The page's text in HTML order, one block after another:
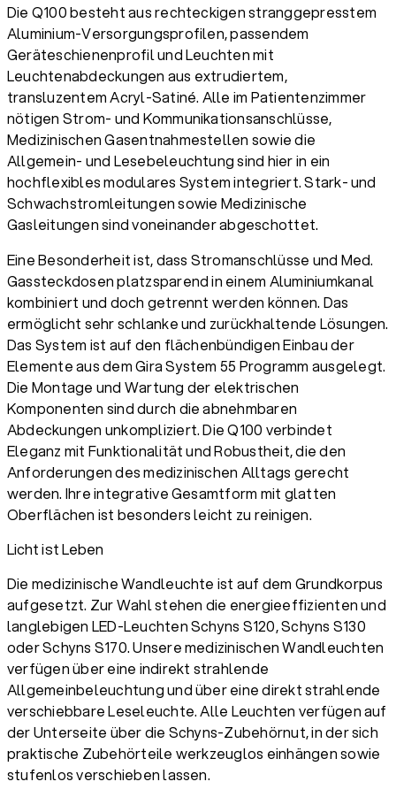
Die Q100 besteht aus rechteckigen stranggepresstem
Aluminium-Versorgungsprofilen, passendem
Geräteschienenprofil und Leuchten mit
Leuchtenabdeckungen aus extrudiertem,
transluzentem Acryl-Satiné. Alle im Patientenzimmer
nötigen Strom- und Kommunikationsanschlüsse,
Medizinischen Gasentnahmestellen sowie die
Allgemein- und Lesebeleuchtung sind hier in ein
hochflexibles modulares System integriert. Stark- und
Schwachstromleitungen sowie Medizinische
Gasleitungen sind voneinander abgeschottet.
Eine Besonderheit ist, dass Stromanschlüsse und Med.
Gassteckdosen platzsparend in einem Aluminiumkanal
kombiniert und doch getrennt werden können. Das
ermöglicht sehr schlanke und zurückhaltende Lösungen.
Das System ist auf den flächenbündigen Einbau der
Elemente aus dem Gira System 55 Programm ausgelegt.
Die Montage und Wartung der elektrischen
Komponenten sind durch die abnehmbaren
Abdeckungen unkompliziert. Die Q100 verbindet
Eleganz mit Funktionalität und Robustheit, die den
Anforderungen des medizinischen Alltags gerecht
werden. Ihre integrative Gesamtform mit glatten
Oberflächen ist besonders leicht zu reinigen.
Licht ist Leben
Die medizinische Wandleuchte ist auf dem Grundkorpus
aufgesetzt. Zur Wahl stehen die energieeffizienten und
langlebigen LED-Leuchten Schyns S120, Schyns S130
oder Schyns S170. Unsere medizinischen Wandleuchten
verfügen über eine indirekt strahlende
Allgemeinbeleuchtung und über eine direkt strahlende
verschiebbare Leseleuchte. Alle Leuchten verfügen auf
der Unterseite über die Schyns-Zubehörnut, in der sich
praktische Zubehörteile werkzeuglos einhängen sowie
stufenlos verschieben lassen.